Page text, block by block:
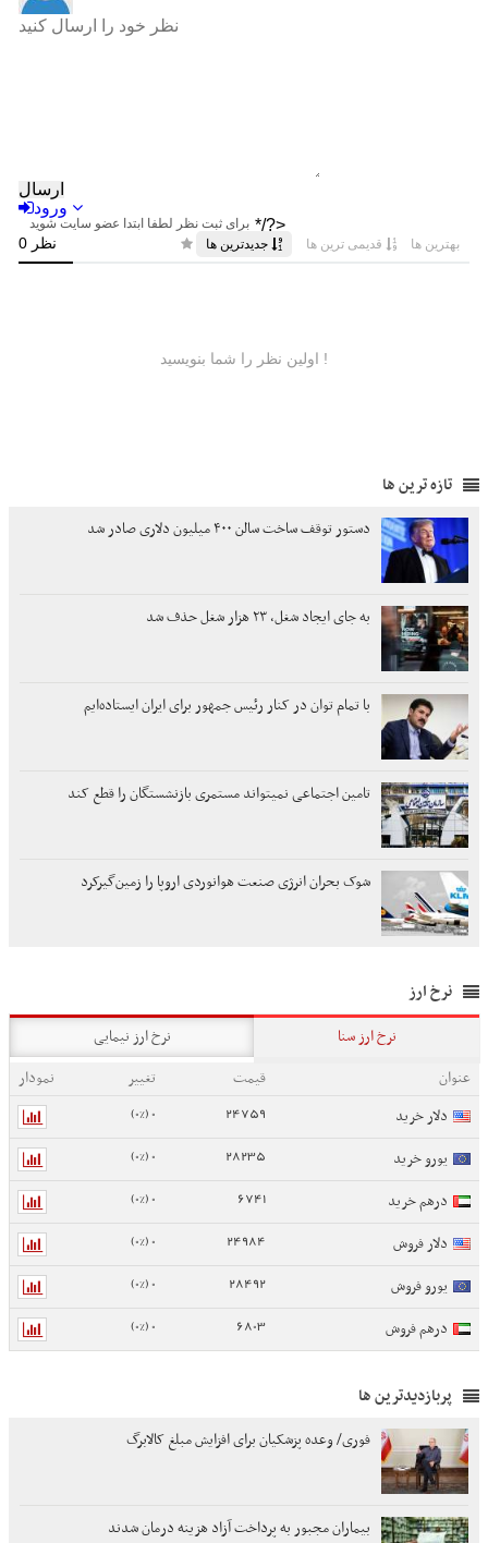
تازه ترین ها
دستور توقف ساخت سالن ۴۰۰ میلیون دلاری صادر شد
به جای ایجاد شغل، ۲۳ هزار شغل حذف شد
با تمام توان در کنار رئیس جمهور برای ایران ایستاده‌ایم
تامین اجتماعی نمیتواند مستمری بازنشستگان را قطع کند
شوک بحران انرژی صنعت هوانوردی اروپا را زمین‌گیر‌کرد
نرخ ارز
نرخ ارز سنا
نرخ ارز نیمایی
عنوان
قیمت تغییر
نمودار
دلار خرید
24759
0 (0%)
یورو خرید 28235
0 (0%)
درهم خرید 6741
0 (0%)
دلار فروش 24984
0 (0%)
یورو فروش 28492
0 (0%)
درهم فروش 6803
0 (0%)
پربازدیدترین ها
فوری/ وعده پزشکیان برای افزایش مبلغ کالابرگ
بیماران مجبور به پرداخت آزاد هزینه درمان شدند